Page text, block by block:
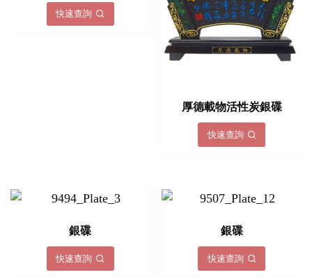
快速查詢
厚德載物活性炭銀碟
快速查詢
銀碟
快速查詢
銀碟
快速查詢